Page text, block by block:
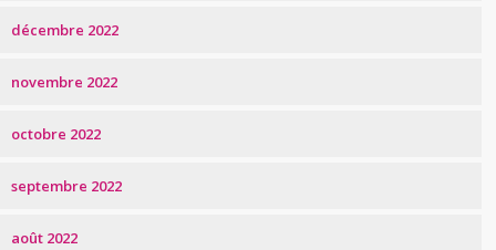
décembre 2022
novembre 2022
octobre 2022
septembre 2022
août 2022